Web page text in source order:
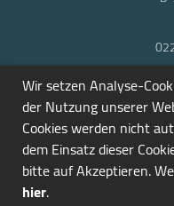
©
Wir setzen Analyse-
der Nutzung unserer
Cookies werden nicht
dem Einsatz dieser
bitte auf Akzeptieren.
hier.